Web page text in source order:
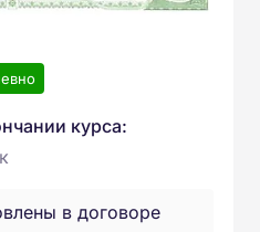
курса:
в договоре